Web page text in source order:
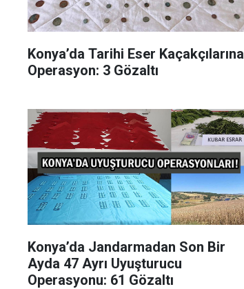
Konya’da Tarihi Eser Kaçakçılarına
Operasyon: 3 Gözaltı
Konya’da Jandarmadan Son Bir
Ayda 47 Ayrı Uyuşturucu
Operasyonu: 61 Gözaltı